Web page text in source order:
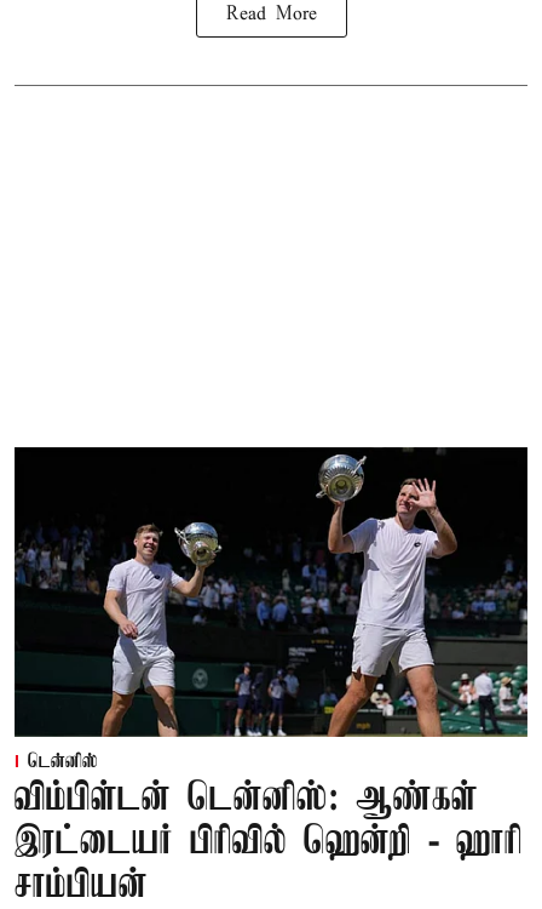
Read More
டென்னிஸ்
விம்பிள்டன் டென்னிஸ்: ஆண்கள்
இரட்டையர் பிரிவில் ஹென்றி - ஹாரி
சாம்பியன்